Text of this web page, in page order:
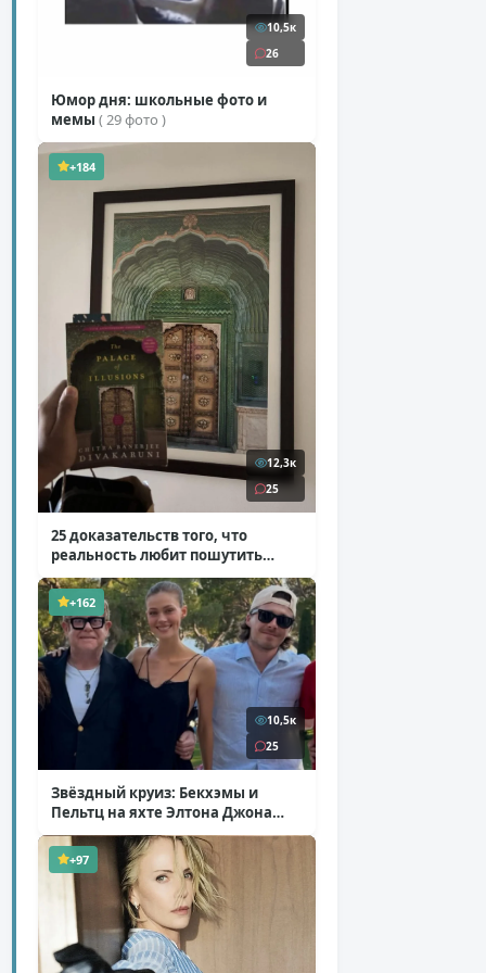
10,5к
26
Юмор дня: школьные фото и
мемы ( 29 фото )
+184
12,3к
25
25 доказательств того, что
реальность любит пошутить
( 25 фото )
+162
10,5к
25
Звёздный круиз: Бекхэмы и
Пельтц на яхте Элтона Джона
( 12 фото )
+97